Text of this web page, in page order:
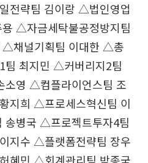
전략팀 김이랑 △법인영업
△자금세탁불공정방지팀
채널기획팀 이대한 △총
최지민 △커버리지2팀
영 △컴플라이언스팀 조
지희 △프로세스혁신팀 이
병국 △프로젝트투자4팀
지수 △플랫폼전략팀 장우